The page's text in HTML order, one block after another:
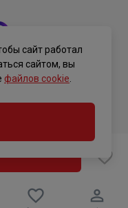
сайт работал
сайтом, вы
файлов cookie